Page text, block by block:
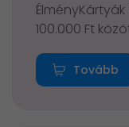
100.000 Ft
Tovább